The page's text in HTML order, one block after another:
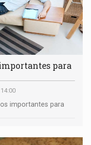
importantes para
importantes para